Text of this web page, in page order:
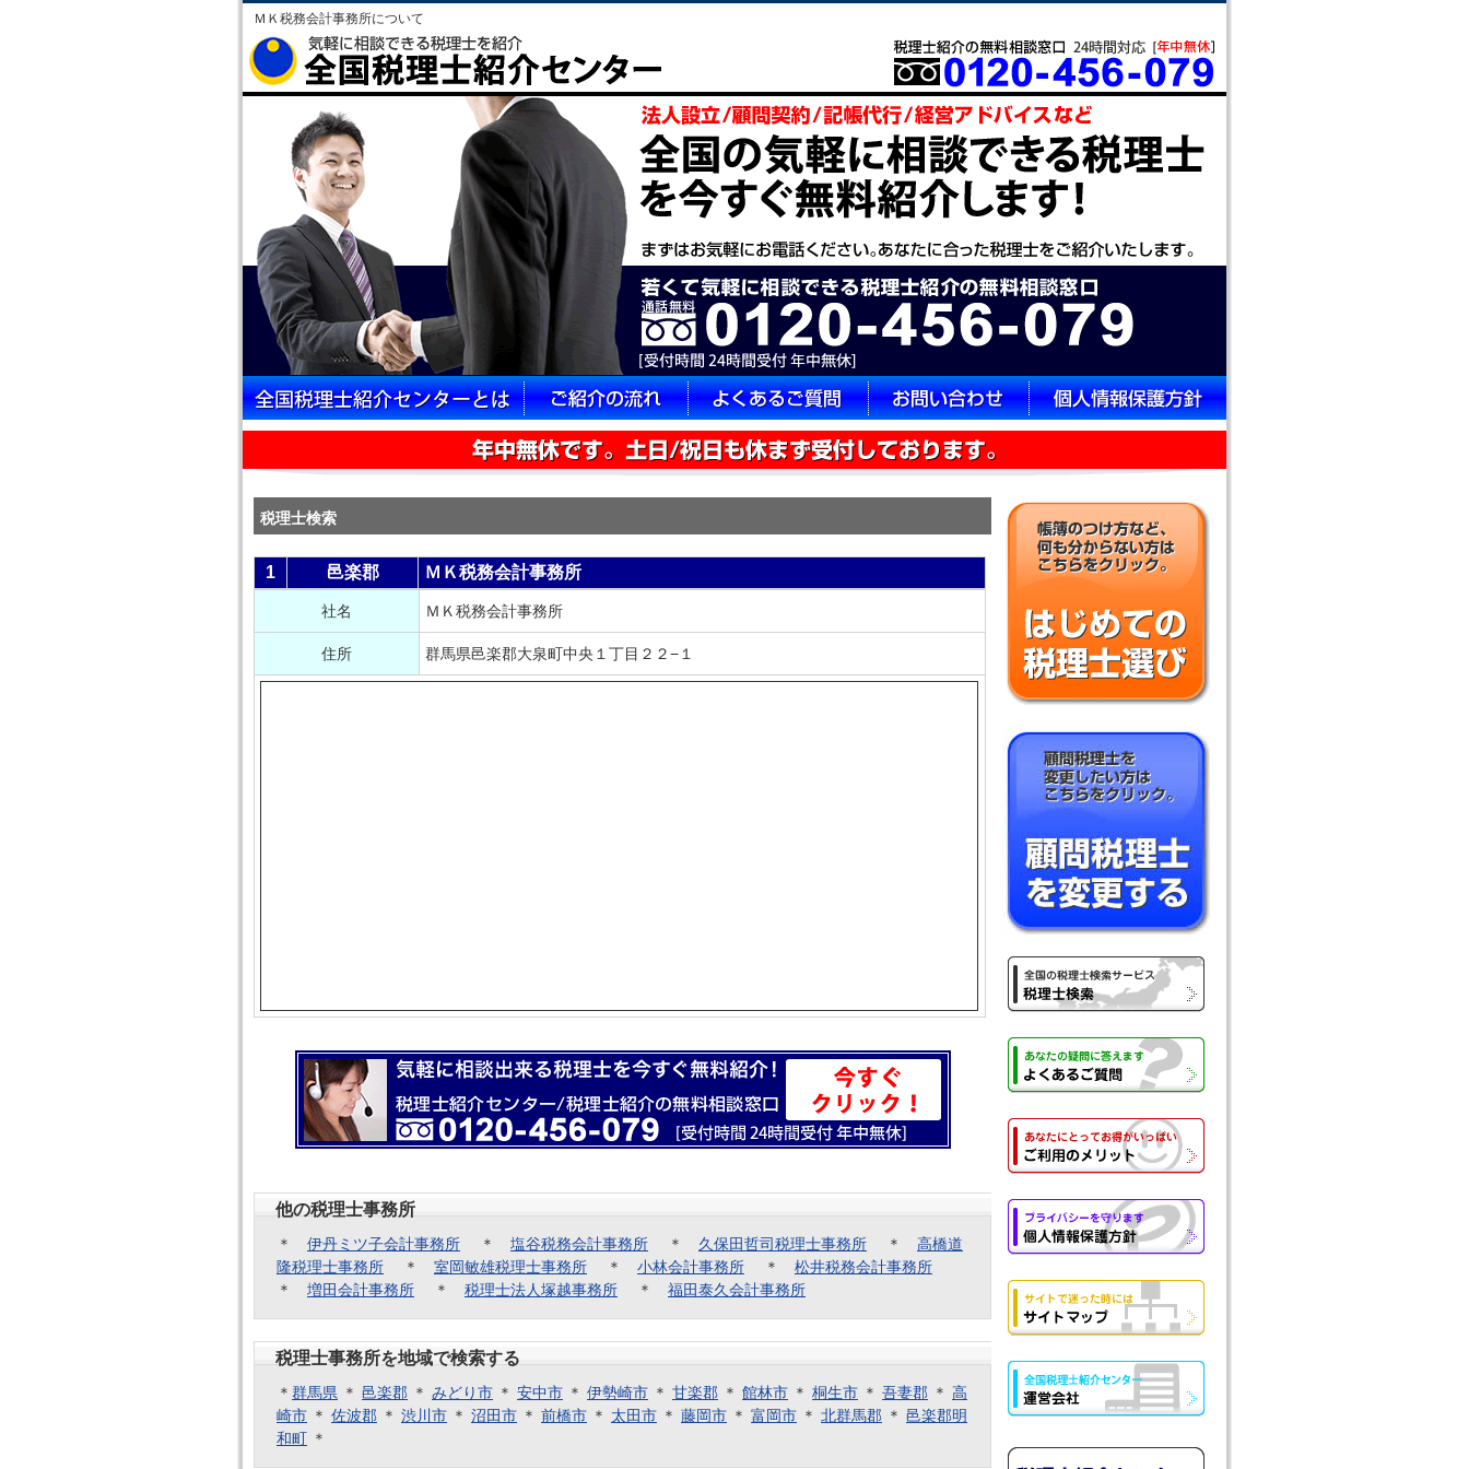
ＭＫ税務会計事務所について
税理士検索
1 邑楽郡 ＭＫ税務会計事務所
社名 ＭＫ税務会計事務所
住所 群馬県邑楽郡大泉町中央１丁目２２−１
他の税理士事務所
＊ 伊丹ミツ子会計事務所 ＊ 塩谷税務会計事務所 ＊ 久保田哲司税理士事務所 ＊ 高橋道
隆税理士事務所 ＊ 室岡敏雄税理士事務所 ＊ 小林会計事務所 ＊ 松井税務会計事務所
＊ 増田会計事務所 ＊ 税理士法人塚越事務所 ＊ 福田泰久会計事務所
税理士事務所を地域で検索する
＊ 群馬県 ＊ 邑楽郡 ＊ みどり市 ＊ 安中市 ＊ 伊勢崎市 ＊ 甘楽郡 ＊ 館林市 ＊ 桐生市 ＊ 吾妻郡 ＊ 高
崎市 ＊ 佐波郡 ＊ 渋川市 ＊ 沼田市 ＊ 前橋市 ＊ 太田市 ＊ 藤岡市 ＊ 富岡市 ＊ 北群馬郡 ＊ 邑楽郡明
和町 ＊